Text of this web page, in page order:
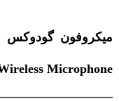
Microphone